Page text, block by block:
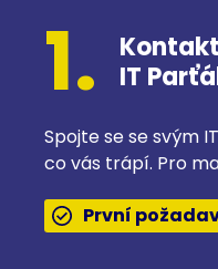
1.
IT
Spojte se se svým
co vás trápí. Pro
První